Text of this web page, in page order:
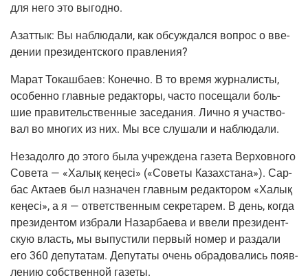
для него это выгодно.
Азаттык: Вы наблю­да­ли, как обсуж­дал­ся вопрос о вве­
де­нии пре­зи­дент­ско­го правления?
Марат Токаш­ба­ев: Конеч­но. В то вре­мя жур­на­ли­сты,
осо­бен­но глав­ные редак­то­ры, часто посе­ща­ли боль­
шие пра­ви­тель­ствен­ные засе­да­ния. Лич­но я участ­во­
вал во мно­гих из них. Мы все слу­ша­ли и наблюдали.
Неза­дол­го до это­го была учре­жде­на газе­та Вер­хов­но­го
Сове­та — «Халық кеңесі» («Сове­ты Казах­ста­на»). Сар­
бас Акта­ев был назна­чен глав­ным редак­то­ром «Халық
кеңесі», а я — ответ­ствен­ным сек­ре­та­рем. В день, когда
пре­зи­ден­том избра­ли Назар­ба­е­ва и вве­ли пре­зи­дент­
скую власть, мы выпу­сти­ли пер­вый номер и раз­да­ли
его 360 депу­та­там. Депу­та­ты очень обра­до­ва­лись появ­
ле­нию соб­ствен­ной газеты.